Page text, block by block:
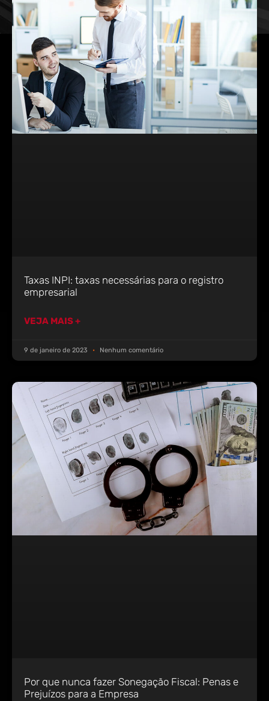
Taxas INPI: taxas necessárias para o registro
empresarial
VEJA MAIS +
9 de janeiro de 2023 Nenhum comentário
Por que nunca fazer Sonegação Fiscal: Penas e
Prejuízos para a Empresa